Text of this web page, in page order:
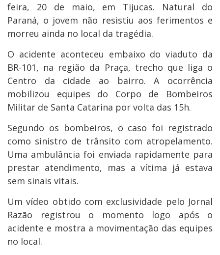
feira, 20 de maio, em Tijucas. Natural do
Paraná, o jovem não resistiu aos ferimentos e
morreu ainda no local da tragédia.
O acidente aconteceu embaixo do viaduto da
BR-101, na região da Praça, trecho que liga o
Centro da cidade ao bairro. A ocorrência
mobilizou equipes do Corpo de Bombeiros
Militar de Santa Catarina por volta das 15h.
Segundo os bombeiros, o caso foi registrado
como sinistro de trânsito com atropelamento.
Uma ambulância foi enviada rapidamente para
prestar atendimento, mas a vítima já estava
sem sinais vitais.
Um vídeo obtido com exclusividade pelo Jornal
Razão registrou o momento logo após o
acidente e mostra a movimentação das equipes
no local.